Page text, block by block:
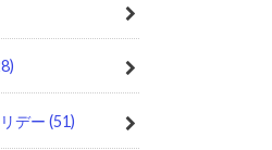
デー (51)